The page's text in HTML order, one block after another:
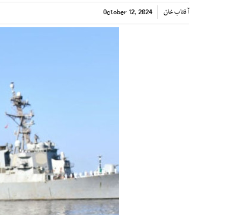
آفتاب خان October 12, 2024